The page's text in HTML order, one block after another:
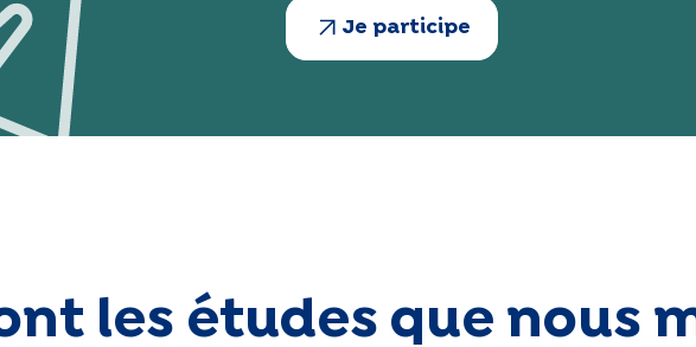
Je participe
les études que nous